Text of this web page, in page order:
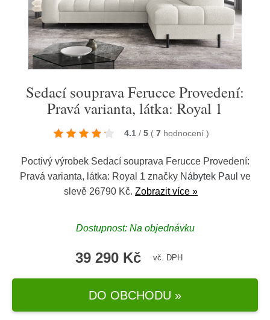
Sedací souprava Ferucce Provedení:
Pravá varianta, látka: Royal 1
4.1 / 5 ( 7 hodnocení )
Poctivý výrobek Sedací souprava Ferucce Provedení:
Pravá varianta, látka: Royal 1 značky Nábytek Paul ve
slevě 26790 Kč. Zobrazit více »
Dostupnost: Na objednávku
39 290 Kč vč. DPH
DO OBCHODU »